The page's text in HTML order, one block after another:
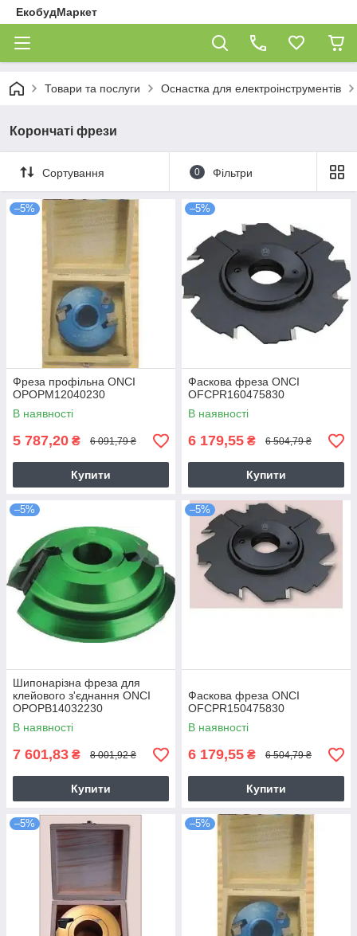
ЕкобудМаркет
Товари та послуги Оснастка для електроінструментів
Корончаті фрези
Сортування 0 Фільтри
–5%
Фреза профільна ONCI
OPOPM12040230
В наявності
5 787,20 ₴ 6 091,79 ₴
Купити
–5%
Фаскова фреза ONCI
OFCPR160475830
В наявності
6 179,55 ₴ 6 504,79 ₴
Купити
–5%
Шипонарізна фреза для
клейового з'єднання ONCI
OPOPB14032230
В наявності
7 601,83 ₴ 8 001,92 ₴
Купити
–5%
Фаскова фреза ONCI
OFCPR150475830
В наявності
6 179,55 ₴ 6 504,79 ₴
Купити
–5% –5%